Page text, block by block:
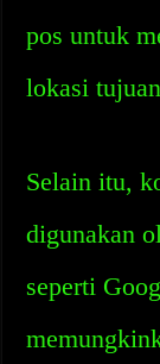
pos untuk
lokasi
Selain itu,
digunakan
seperti